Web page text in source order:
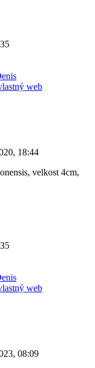
web
18:44
velkost 4cm,
web
08:09